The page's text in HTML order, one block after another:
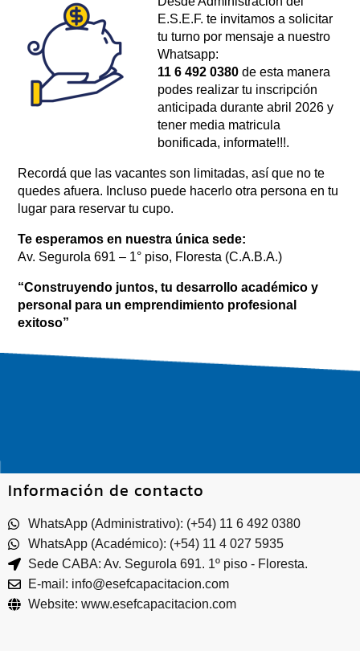
E.S.E.F. te invitamos a solicitar
tu turno por mensaje a nuestro
Whatsapp:
11 6 492 0380 de esta manera
podes realizar tu inscripción
anticipada durante abril 2026 y
tener media matricula
bonificada, informate!!!.
Recordá que las vacantes son limitadas, así que no te
quedes afuera. Incluso puede hacerlo otra persona en tu
lugar para reservar tu cupo.
Te esperamos en nuestra única sede:
Av. Segurola 691 – 1° piso, Floresta (C.A.B.A.)
“Construyendo juntos, tu desarrollo académico y
personal para un emprendimiento profesional
exitoso”
Información de contacto
WhatsApp (Administrativo): (+54) 11 6 492 0380
WhatsApp (Académico): (+54) 11 4 027 5935
Sede CABA: Av. Segurola 691. 1º piso - Floresta.
E-mail: info@esefcapacitacion.com
Website: www.esefcapacitacion.com